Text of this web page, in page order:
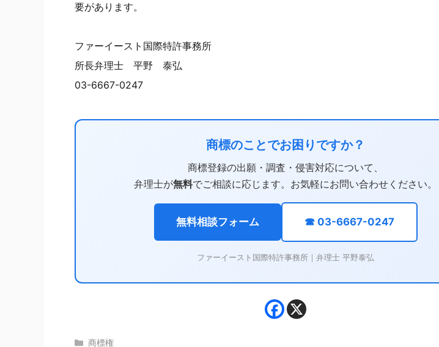
要があります。
ファーイースト国際特許事務所
所長弁理士 平野 泰弘
03-6667-0247
商標のことでお困りですか？
商標登録の出願・調査・侵害対応について、
弁理士が無料でご相談に応じます。お気軽にお問い合わせください。
無料相談フォーム ☎ 03-6667-0247
ファーイースト国際特許事務所｜弁理士 平野泰弘
カ
商標権